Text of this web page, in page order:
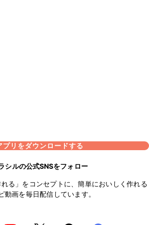
プリをダウンロードする
シルの公式SNSをフォロー
れる」をコンセプトに、簡単においしく作れる
動画を毎日配信しています。